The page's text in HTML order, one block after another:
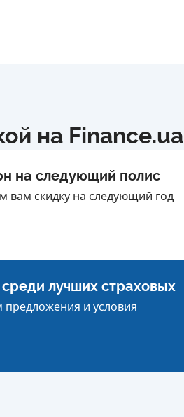
на Finance.ua
на следующий полис
вам скидку на следующий год
лучших страховых
и условия